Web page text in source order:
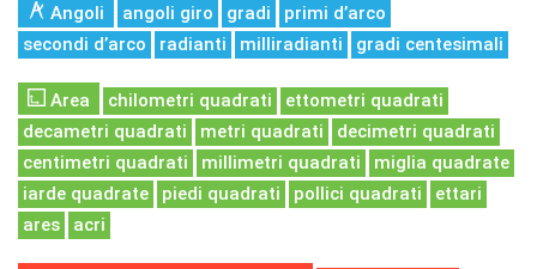
Angoli angoli giro gradi
primi d’arco
secondi d’arco
radianti milliradianti gradi centesimali
Area chilometri quadrati
ettometri quadrati
decametri quadrati
metri quadrati
decimetri quadrati
centimetri quadrati
millimetri quadrati
miglia quadrate
iarde quadrate
piedi quadrati pollici quadrati
ettari
ares
acri